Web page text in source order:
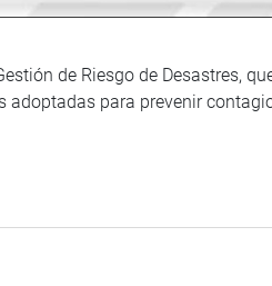
de Riesgo de Desastres,
para prevenir